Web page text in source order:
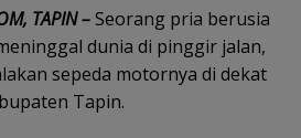
TAPIN –Seorang pria berusia
dunia di pinggir jalan,
sepeda motornya di dekat
Tapin.